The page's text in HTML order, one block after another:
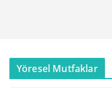
Yöresel Mutfaklar